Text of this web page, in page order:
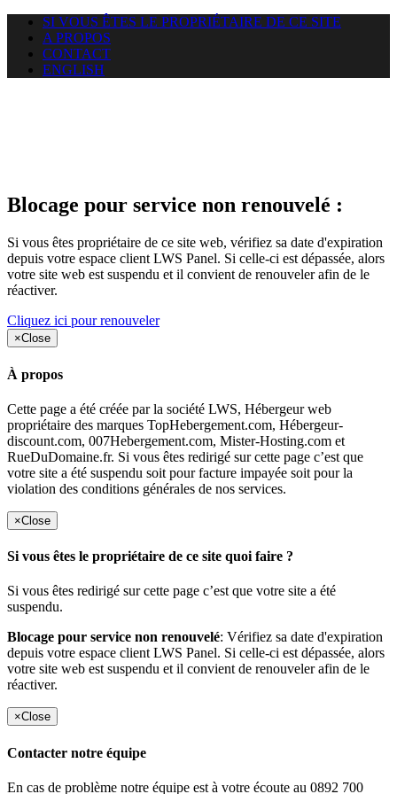
SI VOUS ÊTES LE PROPRIÉTAIRE DE CE SITE
A PROPOS
CONTACT
ENGLISH
Blocage pour service non renouvelé :
Si vous êtes propriétaire de ce site web, vérifiez sa date d'expiration
depuis votre espace client LWS Panel. Si celle-ci est dépassée, alors
votre site web est suspendu et il convient de renouveler afin de le
réactiver.
Cliquez ici pour renouveler
×Close
À propos
Cette page a été créée par la société LWS, Hébergeur web
propriétaire des marques TopHebergement.com, Hébergeur-
discount.com, 007Hebergement.com, Mister-Hosting.com et
RueDuDomaine.fr. Si vous êtes redirigé sur cette page c’est que
votre site a été suspendu soit pour facture impayée soit pour la
violation des conditions générales de nos services.
×Close
Si vous êtes le propriétaire de ce site quoi faire ?
Si vous êtes redirigé sur cette page c’est que votre site a été
suspendu.
Blocage pour service non renouvelé: Vérifiez sa date d'expiration
depuis votre espace client LWS Panel. Si celle-ci est dépassée, alors
votre site web est suspendu et il convient de renouveler afin de le
réactiver.
×Close
Contacter notre équipe
En cas de problème notre équipe est à votre écoute au 0892 700